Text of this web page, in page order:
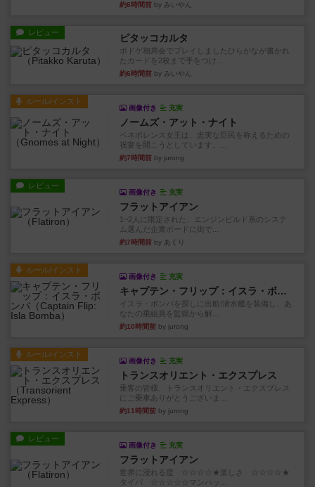
約6時間前 by みいやん
レビュー ピタッコカルタ
ボドゲ相席会でプレイしましたひらがなが書かれ
たカードを2枚まで手をつけ...
約6時間前 by みいやん
ルール/インスト
画像付き 充実
ノームズ・アット・ナイト
ベネボレンス女王は、忠実な臣民を称えるための
祝宴を開こうとしています。...
約7時間前 by jurong
レビュー
画像付き 充実
フラットアイアン
1~2人に限定された、エンジンビルド系のシステ
ム選んだ企業ボードに街で...
約7時間前 by あくり
ルール/インスト
画像付き 充実
キャプテン・フリップ：イスラ・ボンバ
イスラ・ボンバを探しに出航!潜水艦を装備し、あ
なたの乗組員を監獄から解...
約10時間前 by jurong
ルール/インスト
画像付き 充実
トランスオリエント・エクスプレス
乗客の皆様、トランスオリエント・エクスプレス
にご乗車ありがとうございま...
約11時間前 by jurong
レビュー
画像付き 充実
フラットアイアン
世界に浸れる度 ☆☆☆☆★楽しさ ☆☆☆☆★
タイパ ☆☆☆☆☆マンハッ...